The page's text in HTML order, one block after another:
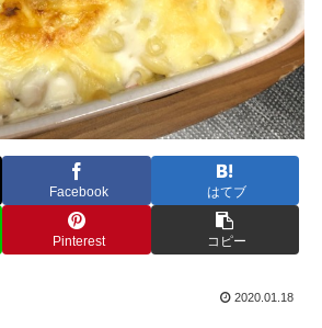
Facebook はてブ
Pinterest コピー
2020.01.18